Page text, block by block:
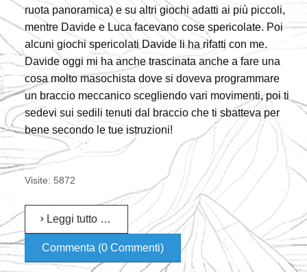
ruota panoramica) e su altri giochi adatti ai più piccoli,
mentre Davide e Luca facevano cose spericolate. Poi
alcuni giochi spericolati Davide li ha rifatti con me.
Davide oggi mi ha anche trascinata anche a fare una
cosa molto masochista dove si doveva programmare
un braccio meccanico scegliendo vari movimenti, poi ti
sedevi sui sedili tenuti dal braccio che ti sbatteva per
bene secondo le tue istruzioni!
Visite: 5872
Leggi tutto …
Commenta (0 Commenti)